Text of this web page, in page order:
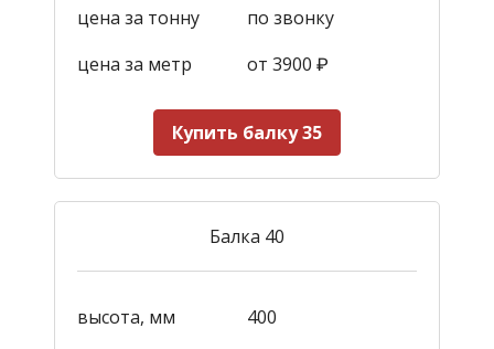
цена за тонну
по звонку
цена за метр
от 3900 ₽
Купить балку 35
Балка 40
высота, мм 400